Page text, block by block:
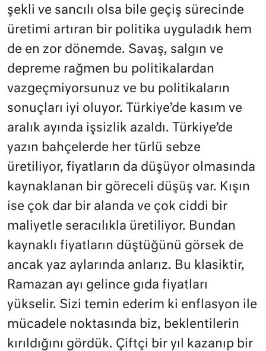
şekli ve sancılı olsa bile geçiş sürecinde
üretimi artıran bir politika uyguladık hem
de en zor dönemde. Savaş, salgın ve
depreme rağmen bu politikalardan
vazgeçmiyorsunuz ve bu politikaların
sonuçları iyi oluyor. Türkiye’de kasım ve
aralık ayında işsizlik azaldı. Türkiye’de
yazın bahçelerde her türlü sebze
üretiliyor, fiyatların da düşüyor olmasında
kaynaklanan bir göreceli düşüş var. Kışın
ise çok dar bir alanda ve çok ciddi bir
maliyetle seracılıkla üretiliyor. Bundan
kaynaklı fiyatların düştüğünü görsek de
ancak yaz aylarında anlarız. Bu klasiktir,
Ramazan ayı gelince gıda fiyatları
yükselir. Sizi temin ederim ki enflasyon ile
mücadele noktasında biz, beklentilerin
kırıldığını gördük. Çiftçi bir yıl kazanıp bir